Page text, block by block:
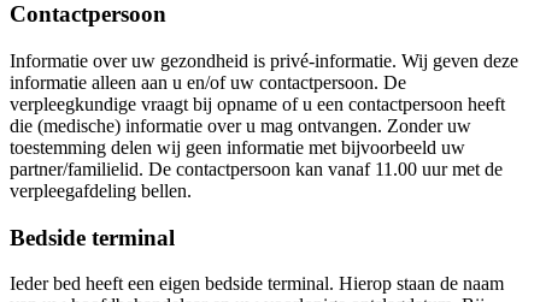
Contactpersoon
Informatie over uw gezondheid is privé-informatie. Wij geven deze
informatie alleen aan u en/of uw contactpersoon. De
verpleegkundige vraagt bij opname of u een contactpersoon heeft
die (medische) informatie over u mag ontvangen. Zonder uw
toestemming delen wij geen informatie met bijvoorbeeld uw
partner/familielid. De contactpersoon kan vanaf 11.00 uur met de
verpleegafdeling bellen.
Bedside terminal
Ieder bed heeft een eigen bedside terminal. Hierop staan de naam